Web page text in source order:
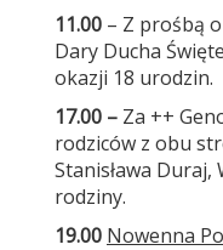
11.00 – Z prośbą
Dary Ducha
okazji 18 urodzin.
17.00 – Za ++
rodziców z obu
Stanisława Duraj,
rodziny.
19.00 Nowenna